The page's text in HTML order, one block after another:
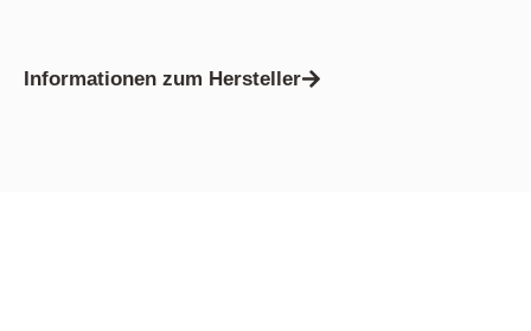
Informationen zum Hersteller